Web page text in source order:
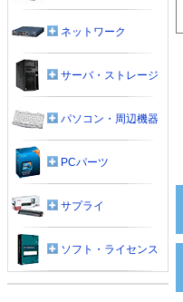
ネットワーク
サーバ・ストレージ
パソコン・周辺機器
PCパーツ
サプライ
ソフト・ライセンス